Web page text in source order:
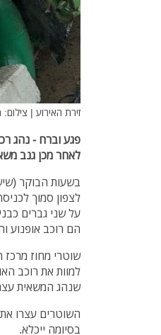
זירת האירוע |
פגע וברח - נהג
לאחר מכן גנב
לצפון סמוך
הם רוכב אופנוע
למוות את רוכב
שנהג המשאית
בסיומה ייכלא.